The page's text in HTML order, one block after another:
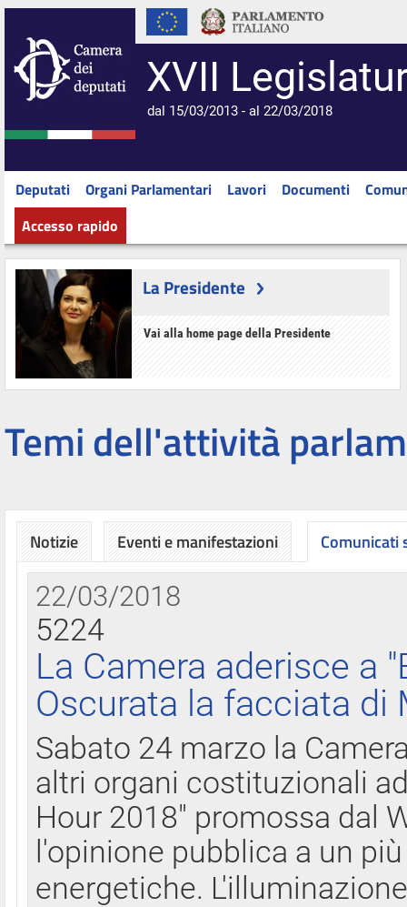
XVII
dal 15/03/2013 - al 22/03/2018
Deputati Organi Parlamentari Lavori Documenti
Accesso rapido
La Presidente
Vai alla home page della Presidente
Temi dell'attività
Notizie Eventi e manifestazioni Comunicati
22/03/2018
5224
La Camera aderisce a
Oscurata la facciata di
Sabato 24 marzo la
altri organi costituzionali
Hour 2018" promossa dal
l'opinione pubblica a un
energetiche.